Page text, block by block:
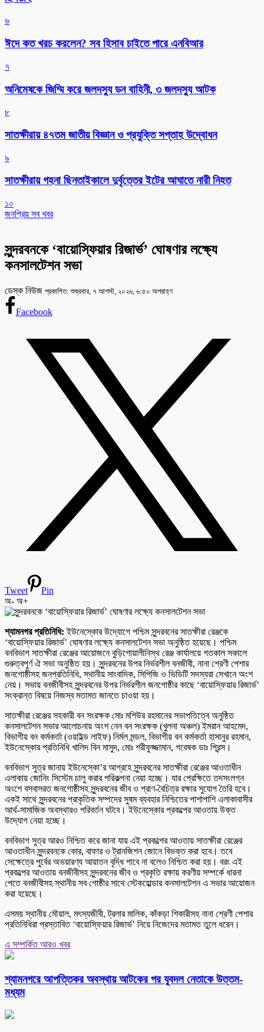
৬
ঈদে কত খরচ করলেন? সব হিসাব চাইতে পারে এনবিআর
৭
অনিমেষকে জিম্মি করে জলদস্যু ডন বাহিনী, ৩ জলদস্যু আটক
৮
সাতক্ষীরায় ৪৭তম জাতীয় বিজ্ঞান ও প্রযুক্তি সপ্তাহ উদ্বোধন
৯
সাতক্ষীরায় গহনা ছিনতাইকালে দুর্বৃত্তের ইটের আঘাতে নারী নিহত
১০
জনপ্রিয় সব খবর
সুন্দরবনকে ‘বায়োস্ফিয়ার রিজার্ভ’ ঘোষণার লক্ষ্যে
কনসালটেশন সভা
ডেস্ক নিউজ প্রকাশিত: শুক্রবার, ৭ আগস্ট, ২০২৬, ৬:৫০ অপরাহ্ণ
Facebook
Tweet
Pin
অ- অ+
শ্যামনগর প্রতিনিধি: ইউনেস্কোর উদ্যোগে পশ্চিম সুন্দরবনের সাতক্ষীরা রেঞ্জকে
‘বায়োস্ফিয়ার রিজার্ভ’ ঘোষণার লক্ষ্যে কনসালটেশন সভা অনুষ্ঠিত হয়েছে। পশ্চিম
বনবিভাগ সাতক্ষীরা রেঞ্জের আয়োজনে বুড়িগোয়ালীনিস্থ রেঞ্জ কার্যালয়ে গতকাল সকালে
গুরুত্বপুর্ণ ঐ সভা অনুষ্ঠিত হয়। সুন্দরবনের উপর নির্ভরশীল বনজীবী, নানা শ্রেণী পেশার
জনগোষ্ঠীসহ জনপ্রতিনিধি, স্থানীয় সাংবাদিক, সিপিজি ও ভিডিটি সদস্যরা সেখানে অংশ
নেয়। সভায় বনজীবীসহ সুন্দরবনের উপর নির্ভরশীল জনগোষ্ঠীর কাছে ‘বায়োস্ফিয়ার রিজার্ভ’
সংক্রান্ত বিষয়ে নিজস্ব মতামত জানতে চাওয়া হয়।
সাতক্ষীরা রেঞ্জের সহকারী বন সংরক্ষক মোঃ মশিউর রহমানের সভাপতিত্বে অনুষ্ঠিত
কনসালটেশন সভার আলোচনায় অংশ নেন বন সংরক্ষক (খুলনা অঞ্চল) ইমরান আহমেদ,
বিভাগীয় বন কর্মকর্তা (ওয়াইল্ড লাইফ) নির্মল মন্ডল, বিভাগীয় বন কর্মকর্তা হাসানুর রহমান,
ইউনেস্কোর প্রতিনিধি খালিদ বিন মাসুদ, মোঃ শরীফুজ্জামান, গবেষক ডাঃ প্রিন্স।
বনবিভাগ সুত্র জানায় ইউনেস্কো’র আগ্রহে সুন্দরবনের সাতক্ষীরা রেঞ্জের আওতাধীন
এলাকায় জোনিং সিস্টেম চালু করার পরিকল্পনা নেয়া হচ্ছে। যার প্রেক্ষিতে তদসংলগ্ন
অংশে বসবাসরত জনগোষ্ঠীসহ সুন্দরবনের জীব ও প্রাণ-বৈচিত্র রক্ষার সুযোগ তৈরি হবে।
একই সাথে সুন্দরবনের প্রাকৃতিক সম্পদের সুষম ব্যবহার নিশ্চিতের পাশাপাশি এলাকাবাসীর
আর্থ-সামাজিক অবস্থারও পরিবর্তন ঘটবে। ইউনেস্কোর প্রকল্পের আওতায় উক্ত
উদ্যোগ নেয়া হচ্ছে।
বনবিভাগ সুত্র আরও নিশ্চিত করে জানা যায় এই প্রকল্পের আওতায় সাতক্ষীরা রেঞ্জের
আওতাধীন সুন্দরবনকে কোর, বাফার ও ট্রানজিশন জোনে বিভক্ত করা হবে। তবে
সেক্ষেত্রে পুর্বের অভয়ারণ্য আয়াতন বৃদ্ধি পাবে না বলেও নিশ্চিত করা হয়। বরং এই
প্রকল্পের আওতায় বনজীবীসহ সুন্দরবনের জীব ও প্রকৃতি রক্ষায় করণীয় সম্পর্কে ধারনা
পেতে বনজীবীসহ স্থানীয় সব গোষ্ঠীর সাথে স্টেকহোল্ডার কনসালটেশন এ সভার আয়োজন
করা হয়েছে।
এসময় স্থানীয় মৌয়াল, মৎস্যজীবী, ট্রলার মালিক, কাঁকড়া শিকারীসহ নানা শ্রেণী পেশার
প্রতিনিধিরা প্রস্তাবিত ‘বায়োস্ফিয়ার রিজার্ভ’ নিয়ে নিজেদের মতামত তুলে ধরেন।
এ সম্পর্কিত আরও খবর
শ্যামনগরে আপত্তিকর অবস্থায় আটকের পর যুবদল নেতাকে উত্তম-
মধ্যম